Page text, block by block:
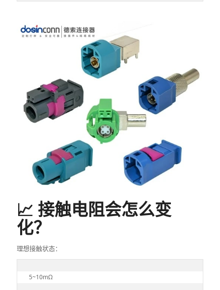
📈 接触电阻会怎么变
化？
理想接触状态：
5~10mΩ